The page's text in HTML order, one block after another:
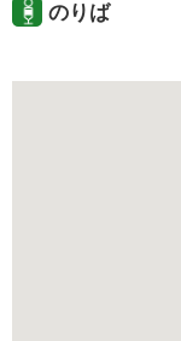
のりば